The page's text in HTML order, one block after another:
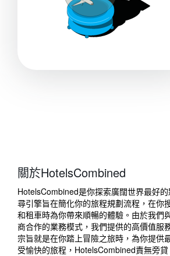
關於HotelsCombined
HotelsCombined​是你探索廣闊世界最好
尋引擎旨在簡化你的旅程規劃流程，在你
和租車時為你帶來順暢的體驗。由於我們
商合作的業務模式，我們提供的高價值服
宗旨就是在你踏上冒險之旅時，為你提供
受愉快的旅程，HotelsCombined​責無旁貸